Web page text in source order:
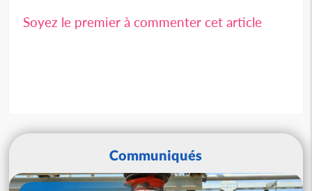
Soyez le premier à commenter cet article
Communiqués